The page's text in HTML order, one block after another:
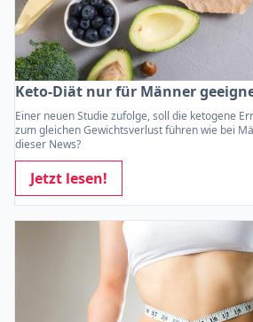
Keto-Diät nur für Männer
Einer neuen Studie zufolge, soll die ketogene
zum gleichen Gewichtsverlust führen wie bei
dieser News?
Jetzt lesen!